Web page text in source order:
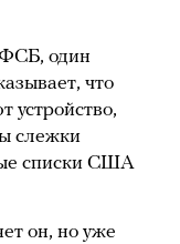
ФСБ, один
что
устройство,
слежки
списки США
он, но уже